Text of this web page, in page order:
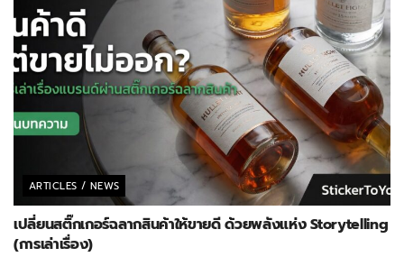
ARTICLES / NEWS
เปลี่ยนสติ๊กเกอร์ฉลากสินค้าให้ขายดี ด้วยพลังแห่ง Storytelling
(การเล่าเรื่อง)